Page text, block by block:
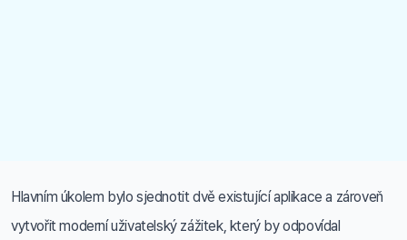
Hlavním úkolem bylo sjednotit dvě existující aplikace a zároveň
vytvořit moderní uživatelský zážitek, který by odpovídal